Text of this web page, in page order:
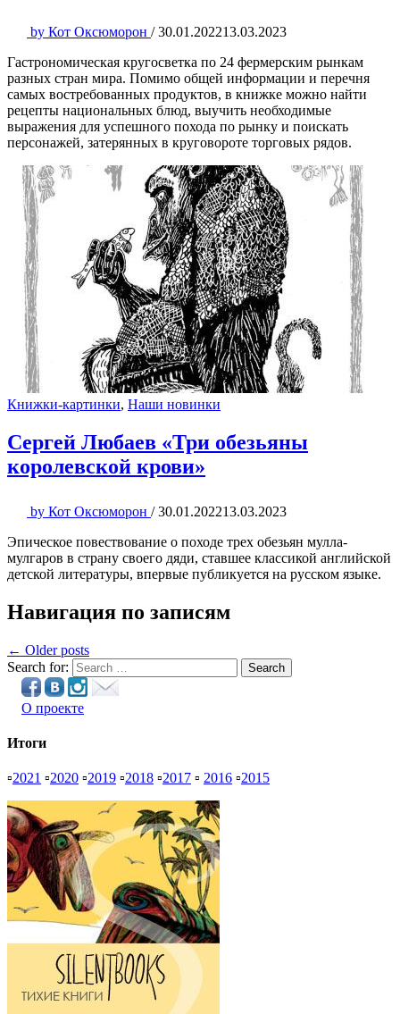
by Кот Оксюморон / 30.01.202213.03.2023
Гастрономическая кругосветка по 24 фермерским рынкам
разных стран мира. Помимо общей информации и перечня
самых востребованных продуктов, в книжке можно найти
рецепты национальных блюд, выучить необходимые
выражения для успешного похода по рынку и поискать
персонажей, затерянных в круговороте торговых рядов.
Книжки-картинки, Наши новинки
Сергей Любаев «Три обезьяны
королевской крови»
by Кот Оксюморон / 30.01.202213.03.2023
Эпическое повествование о походе трех обезьян мулла-
мулгаров в страну своего дяди, ставшее классикой английской
детской литературы, впервые публикуется на русском языке.
Навигация по записям
← Older posts
Search for:
Search
О проекте
Итоги
▫2021 ▫2020 ▫2019 ▫2018 ▫2017 ▫ 2016 ▫2015